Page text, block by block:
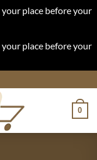
place before your
place before your
0